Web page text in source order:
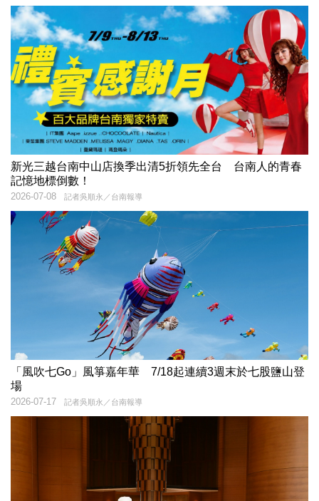
新光三越台南中山店換季出清5折領先全台 台南人的青春
記憶地標倒數！
記者吳順永／台南報導
2026-07-08
「風吹七Go」風箏嘉年華 7/18起連續3週末於七股鹽山登
場
記者吳順永／台南報導
2026-07-17